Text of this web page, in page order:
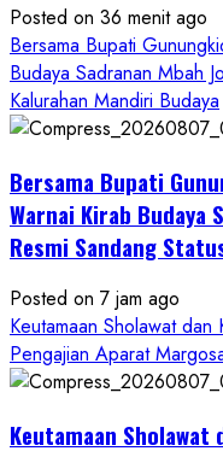
Posted on 36 menit ago
Bersama Bupati
Budaya Sadranan Mbah
Kalurahan Mandiri Budaya
Bersama Bupati
Warnai Kirab Budaya
Resmi Sandang
Posted on 7 jam ago
Keutamaan Sholawat dan
Pengajian Aparat
Keutamaan Sholawat